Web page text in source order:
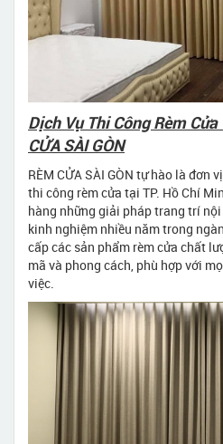
Dịch Vụ Thi Công Rèm
CỬA SÀI GÒN
RÈM CỬA SÀI GÒN tự hào là đơn
thi công rèm cửa tại TP. Hồ Chí
hàng những giải pháp trang trí
kinh nghiệm nhiều năm trong
cấp các sản phẩm rèm cửa chất
mã và phong cách, phù hợp với
việc.